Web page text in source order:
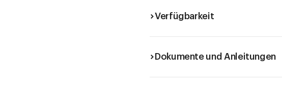
Verfügbarkeit
Dokumente und Anleitungen